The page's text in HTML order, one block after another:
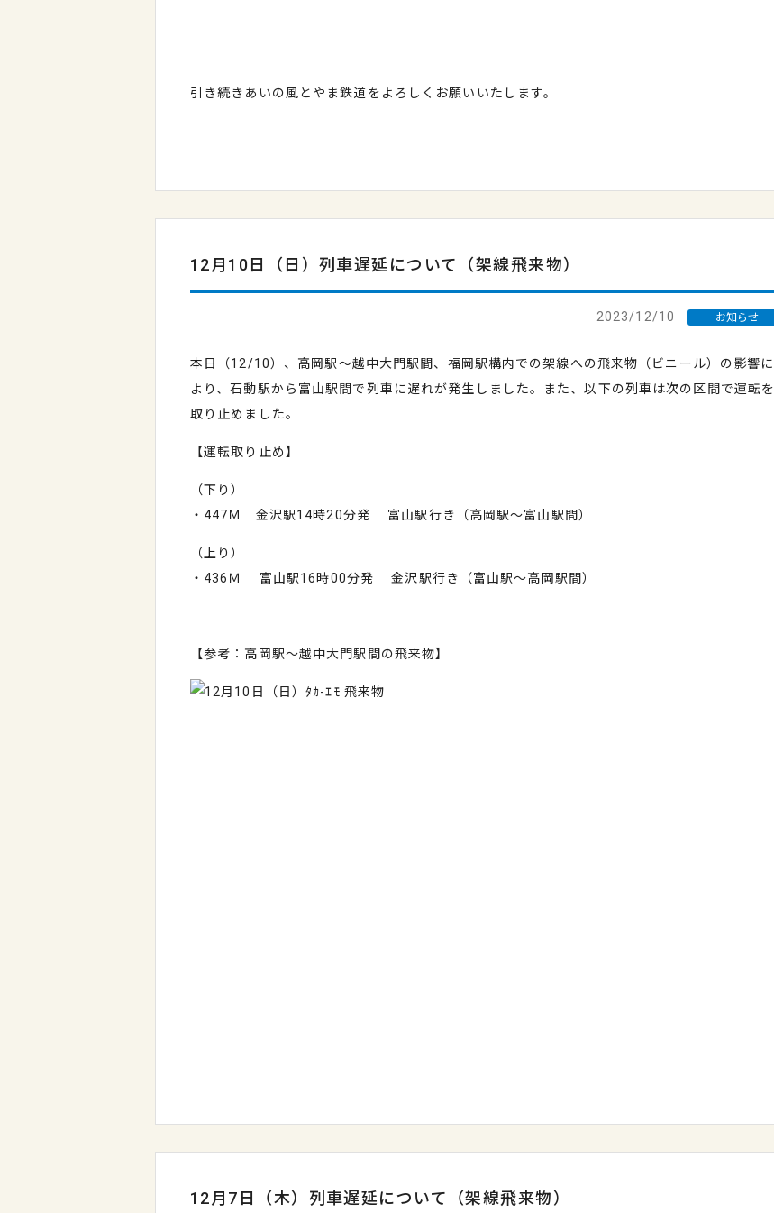
引き続きあいの風とやま鉄道をよろしくお願いいたします。
12月10日（日）列車遅延について（架線飛来物）
2023/12/10 お知らせ
本日（12/10）、高岡駅～越中大門駅間、福岡駅構内での架線への飛来物（ビニール）の影響に
より、石動駅から富山駅間で列車に遅れが発生しました。また、以下の列車は次の区間で運転を
取り止めました。
【運転取り止め】
（下り）
・447Ｍ 金沢駅14時20分発 富山駅行き（高岡駅～富山駅間）
（上り）
・436Ｍ 富山駅16時00分発 金沢駅行き（富山駅～高岡駅間）
【参考：高岡駅～越中大門駅間の飛来物】
12月7日（木）列車遅延について（架線飛来物）